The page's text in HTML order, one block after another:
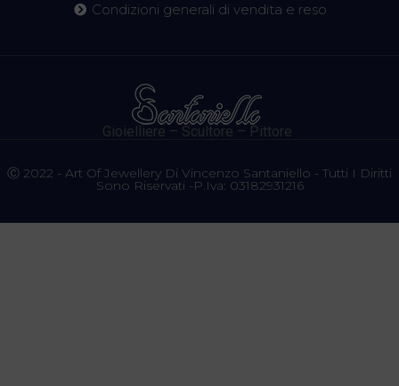
Condizioni generali di vendita e reso
Gioielliere – Scultore – Pittore
Ⓒ 2022 - Art Of Jewellery Di Vincenzo Santaniello - Tutti I Diritti
Sono Riservati -P.Iva: 03182931216